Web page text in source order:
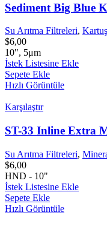
Sediment Big Blue
Su Arıtma Filtreleri,
$6,00
10", 5μm
İstek Listesine Ekle
Sepete Ekle
Hızlı Görüntüle
Karşılaştır
ST-33 Inline Extra
Su Arıtma Filtreleri,
$6,00
HND - 10"
İstek Listesine Ekle
Sepete Ekle
Hızlı Görüntüle